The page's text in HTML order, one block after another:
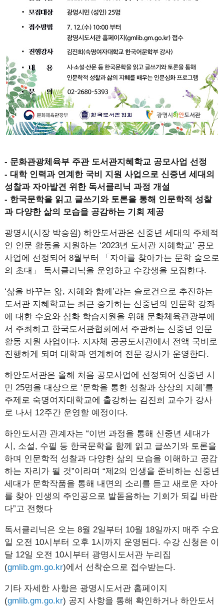
- 문화관광체육부 주관 도서관지혜학교 공모사업 선정
- 대학 인력과 연계한 국비 지원 사업으로 신중년 세대의
성찰과 자아발견 위한 독서클리닉 과정 개설
- 한국문학을 읽고 글쓰기와 토론을 통해 인문학적 성찰
과 다양한 삶의 모습을 공감하는 기회 제공
광명시(시장 박승원) 하안도서관은 신중년 세대의 주체적
인 인문 활동을 지원하는 ‘2023년 도서관 지혜학교’ 공모
사업에 선정되어 8월부터 「자아를 찾아가는 문학 숲으로
의 초대」 독서클리닉을 운영하고 수강생을 모집한다.
‘삶을 바꾸는 앎, 지혜와 함께’라는 슬로건으로 추진하는
도서관 지혜학교는 최근 증가하는 신중년의 인문학 강좌
에 대한 수요와 심화 학습지원을 위해 문화체육관광부에
서 주최하고 한국도서관협회에서 주관하는 신중년 인문
활동 지원 사업이다. 지자체 공공도서관에서 전액 국비로
진행하게 되며 대학과 연계하여 전문 강사가 운영한다.
하안도서관은 올해 처음 공모사업에 선정되어 신중년 시
민 25명을 대상으로 ‘문학을 통한 성찰과 상상의 지혜’를
주제로 숙명여자대학교에 출강하는 김진희 교수가 강사
로 나서 12주간 운영할 예정이다.
하안도서관 관계자는 “이번 과정을 통해 신중년 세대가
시, 소설, 수필 등 한국문학을 함께 읽고 글쓰기와 토론을
하며 인문학적 성찰과 다양한 삶의 모습을 이해하고 공감
하는 자리가 될 것”이라며 “제2의 인생을 준비하는 신중년
세대가 문학작품을 통해 내면의 소리를 듣고 새로운 자아
를 찾아 인생의 주인공으로 발돋음하는 기회가 되길 바란
다”고 전했다
독서클리닉은 오는 8월 2일부터 10월 18일까지 매주 수요
일 오전 10시부터 오후 1시까지 운영된다. 수강 신청은 이
달 12일 오전 10시부터 광명시도서관 누리집
(gmlib.gm.go.kr)에서 선착순으로 접수받는다.
기타 자세한 사항은 광명시도서관 홈페이지
(gmlib.gm.go.kr) 공지 사항을 통해 확인하거나 하안도서